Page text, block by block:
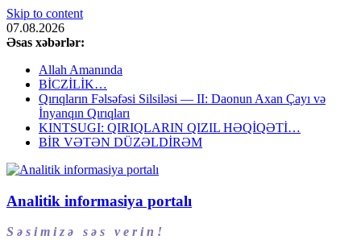
Skip to content
07.08.2026
Əsas xəbərlər:
Allah Amanında
BİCZİLİK…
Qırıqların Fəlsəfəsi Silsiləsi — II: Daonun Axan Çayı və
İnyanqın Qırıqları
KINTSUGI: QIRIQLARIN QIZIL HƏQİQƏTİ…
BİR VƏTƏN DÜZƏLDİRƏM
Analitik informasiya portalı
S ə s i m i z ə s ə s v e r i n !